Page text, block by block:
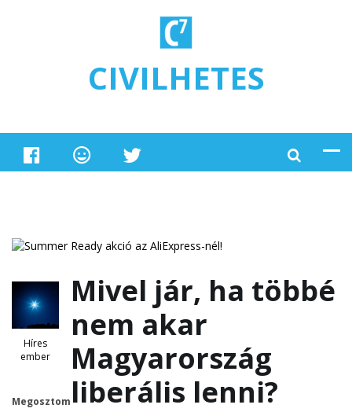
CIVILHETES
Híres
ember
Megosztom
Mivel jár, ha többé
nem akar
Magyarország
liberális lenni?